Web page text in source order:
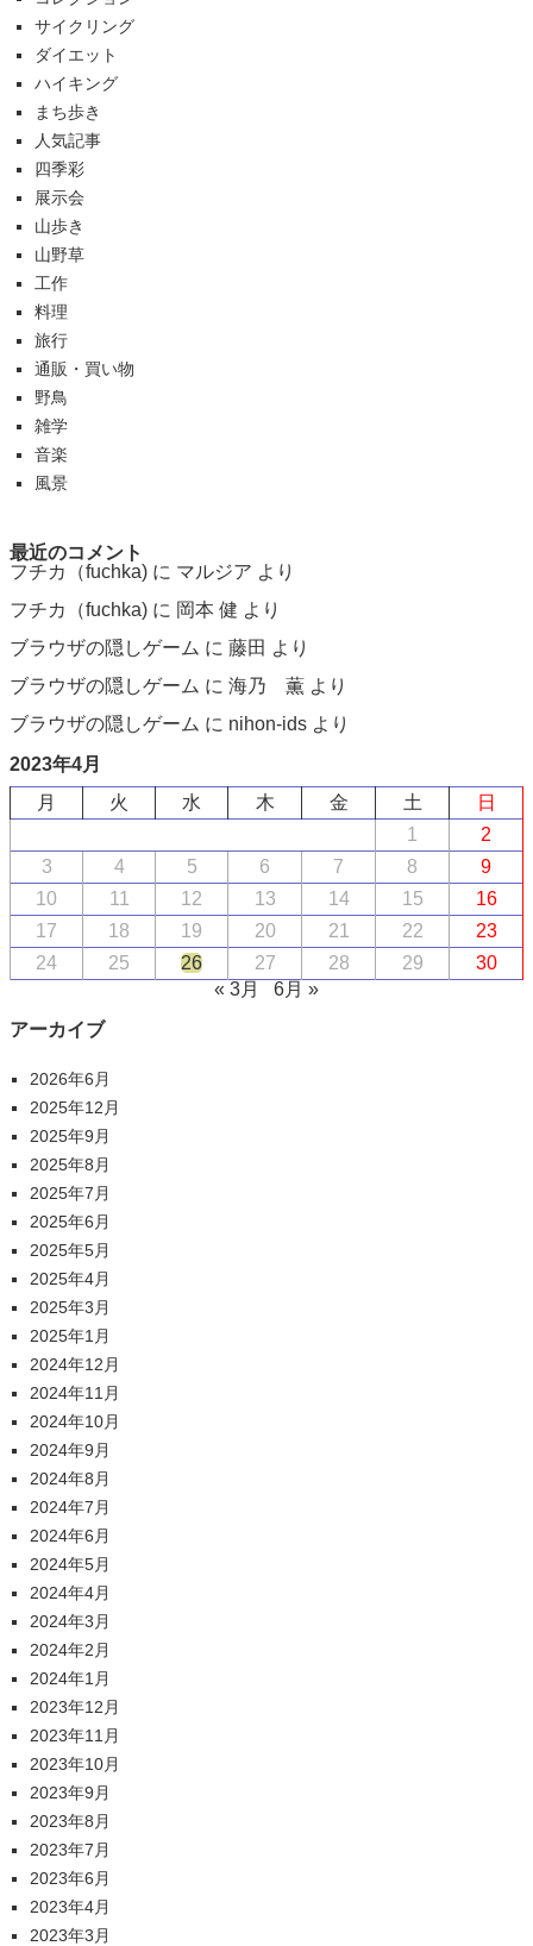
サイクリング
ダイエット
ハイキング
まち歩き
人気記事
四季彩
展示会
山歩き
山野草
工作
料理
旅行
通販・買い物
野鳥
雑学
音楽
風景
最近のコメント
フチカ（fuchka) に マルジア より
フチカ（fuchka) に 岡本 健 より
ブラウザの隠しゲーム に 藤田 より
ブラウザの隠しゲーム に 海乃 薫 より
ブラウザの隠しゲーム に nihon-ids より
2023年4月
月
火 水 木 金 土
日
1
2
3
4 5 6 7 8
9
10
11 12 13 14 15
16
17
18 19 20 21 22
23
24
25 26 27 28 29
30
« 3月
6月 »
アーカイブ
2026年6月
2025年12月
2025年9月
2025年8月
2025年7月
2025年6月
2025年5月
2025年4月
2025年3月
2025年1月
2024年12月
2024年11月
2024年10月
2024年9月
2024年8月
2024年7月
2024年6月
2024年5月
2024年4月
2024年3月
2024年2月
2024年1月
2023年12月
2023年11月
2023年10月
2023年9月
2023年8月
2023年7月
2023年6月
2023年4月
2023年3月